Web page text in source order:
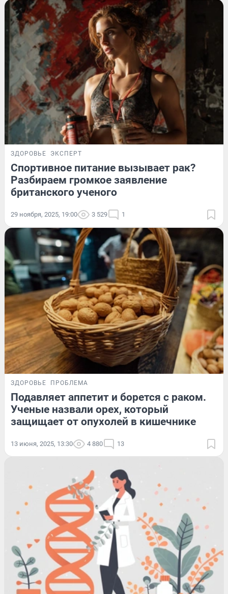
ЗДОРОВЬЕ ЭКСПЕРТ
Спортивное питание вызывает рак?
Разбираем громкое заявление
британского ученого
29 ноября, 2025, 19:00 3 529 1
ЗДОРОВЬЕ ПРОБЛЕМА
Подавляет аппетит и борется с раком.
Ученые назвали орех, который
защищает от опухолей в кишечнике
13 июня, 2025, 13:30 4 880 13